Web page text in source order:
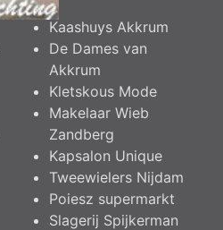
Kaashuys Akkrum
De Dames van
Akkrum
Kletskous Mode
Makelaar Wieb
Zandberg
Kapsalon Unique
Tweewielers Nijdam
Poiesz supermarkt
Slagerij Spijkerman